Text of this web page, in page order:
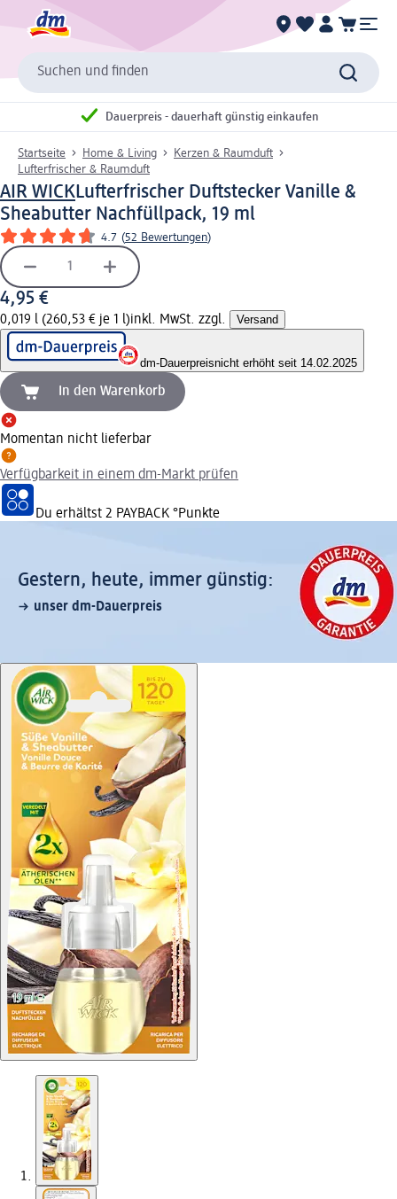
Suchen und finden
Dauerpreis - dauerhaft günstig einkaufen
Startseite Home & Living
Kerzen & Raumduft
Lufterfrischer & Raumduft
AIR WICKLufterfrischer Duftstecker Vanille &
Sheabutter Nachfüllpack, 19 ml
4.7 (52 Bewertungen)
4,95 €
0,019 l (260,53 € je 1 l)inkl. MwSt. zzgl. Versand
dm-Dauerpreisnicht erhöht seit 14.02.2025
In den Warenkorb
Momentan nicht lieferbar
Verfügbarkeit in einem dm-Markt prüfen
Du erhältst 2 PAYBACK °Punkte
Gestern, heute, immer günstig:
unser dm-Dauerpreis